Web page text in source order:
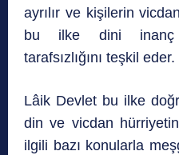
ayrılır ve kişilerin
bu ilke dini inanç
tarafsızlığını teşkil eder.
Lâik Devlet bu ilke
din ve vicdan
ilgili bazı konularla